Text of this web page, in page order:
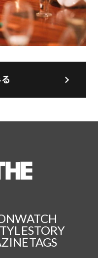
WATCH
STORY
TAGS